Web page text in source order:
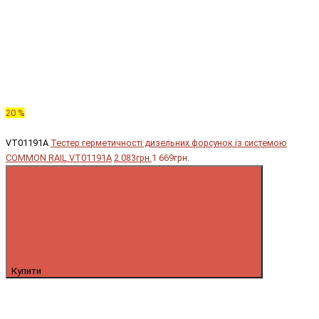
20 %
VT01191A Тестер герметичності дизельних форсунок із системою
COMMON RAIL VT01191A 2 083грн.1 669грн.
Купити